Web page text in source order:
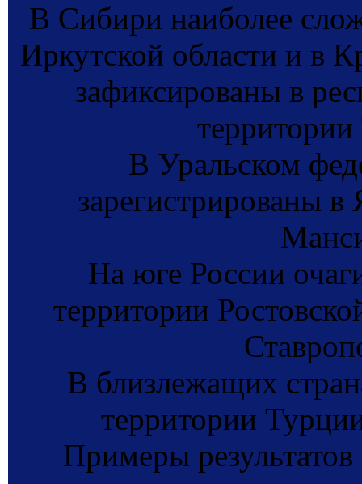
В Сибири наиболее
Иркутской области и в
зафиксированы в
В Уральском
зарегистрированы
На юге России
территории
В близлежащих
территории
Примеры